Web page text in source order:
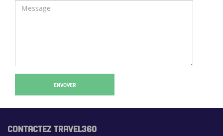
ENVOYER
CONTACTEZ TRAVEL360